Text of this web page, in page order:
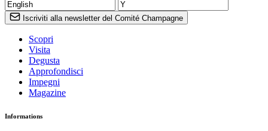
Iscriviti alla newsletter del Comité Champagne
Scopri
Visita
Degusta
Approfondisci
Impegni
Magazine
Informations